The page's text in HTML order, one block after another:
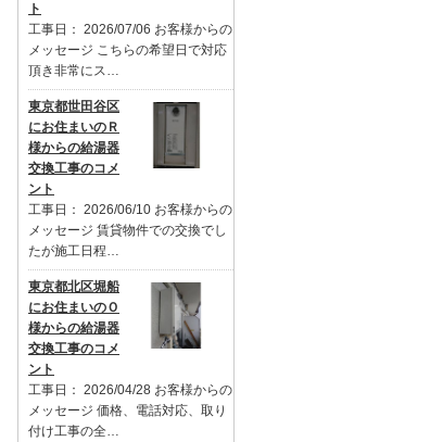
ト
工事日： 2026/07/06 お客様からの
メッセージ こちらの希望日で対応
頂き非常にス…
東京都世田谷区
にお住まいのＲ
様からの給湯器
交換工事のコメ
ント
工事日： 2026/06/10 お客様からの
メッセージ 賃貸物件での交換でし
たが施工日程…
東京都北区堀船
にお住まいのＯ
様からの給湯器
交換工事のコメ
ント
工事日： 2026/04/28 お客様からの
メッセージ 価格、電話対応、取り
付け工事の全…